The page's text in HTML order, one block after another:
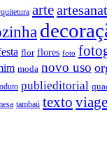
arte
flor flores foto
moda novo uso
publieditorial
tambaú texto